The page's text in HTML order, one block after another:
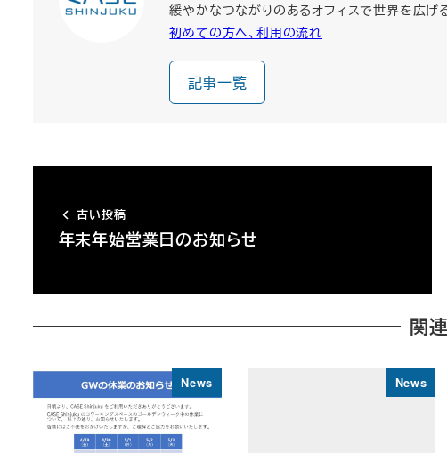
緩やかなつながりのあるオフィスで世界を広げ
初めての方へ、利用の流れ
記事一覧
古い投稿
年末年始営業日のお知らせ
関
News News